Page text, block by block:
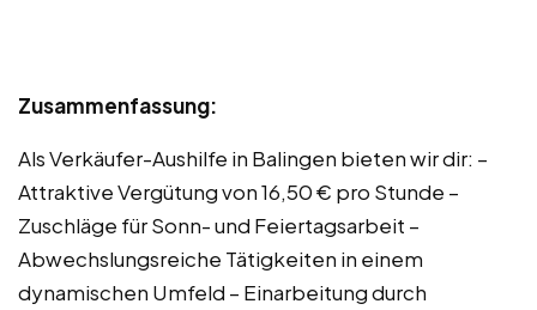
Zusammenfassung:
Als Verkäufer-Aushilfe in Balingen bieten wir dir: –
Attraktive Vergütung von 16,50 € pro Stunde –
Zuschläge für Sonn- und Feiertagsarbeit –
Abwechslungsreiche Tätigkeiten in einem
dynamischen Umfeld – Einarbeitung durch